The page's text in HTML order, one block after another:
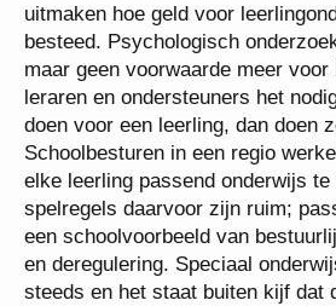
uitmaken hoe geld voor
besteed. Psychologisch
maar geen voorwaarde meer
leraren en ondersteuners het
doen voor een leerling, dan doen
Schoolbesturen in een regio
elke leerling passend onderwijs te
spelregels daarvoor zijn ruim;
een schoolvoorbeeld van
en deregulering. Speciaal
steeds en het staat buiten kijf dat